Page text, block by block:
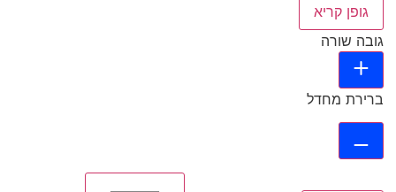
גופן קריא
גובה שורה
ברירת מחדל